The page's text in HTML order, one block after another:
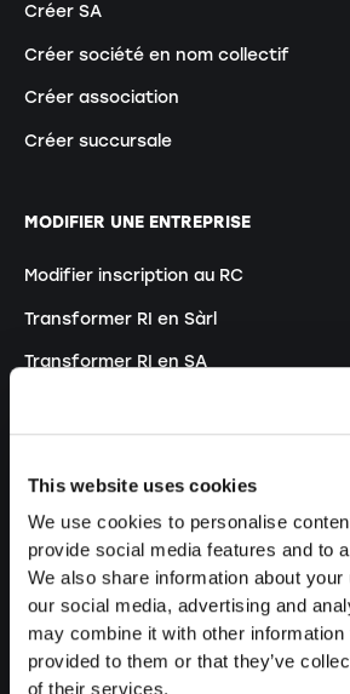
This website uses cookies
We use cookies to personalise
provide social media features and to
We also share information about
our social media, advertising and
may combine it with other information
provided to them or that they’ve
of their services.
Créer SA
Créer société en nom collectif
Créer association
Créer succursale
MODIFIER UNE ENTREPRISE
Modifier inscription au RC
Transformer RI en Sàrl
Transformer RI en SA
Modifier statuts
GÉRER UNE ENTREPRISE
Externaliser sa comptabilité
Externaliser sa comptabilité salariale